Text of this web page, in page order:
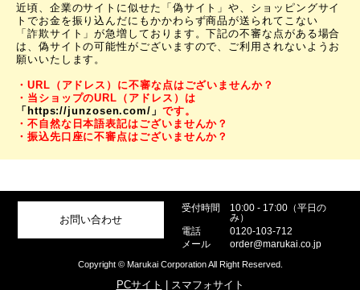
近頃、企業のサイトに似せた「偽サイト」や、ショッピングサイ
トでお金を振り込んだにもかかわらず商品が送られてこない
「詐欺サイト」が急増しております。下記の不審な点がある場合
は、偽サイトの可能性がございますので、ご利用されないようお
願いいたします。
・URL（アドレス）に不審な点はございませんか？
・当ショップのURL（アドレス）は
「https://junzosen.com/」 です。
・不自然な日本語表記はございませんか？
・振込先口座に不審点はございませんか？
お問い合わせ
受付時間
10:00 - 17:00（平日の
み）
電話
0120-103-712
メール
order@marukai.co.jp
Copyright © Marukai Corporation All Right Reserved.
PCサイト | スマフォサイト